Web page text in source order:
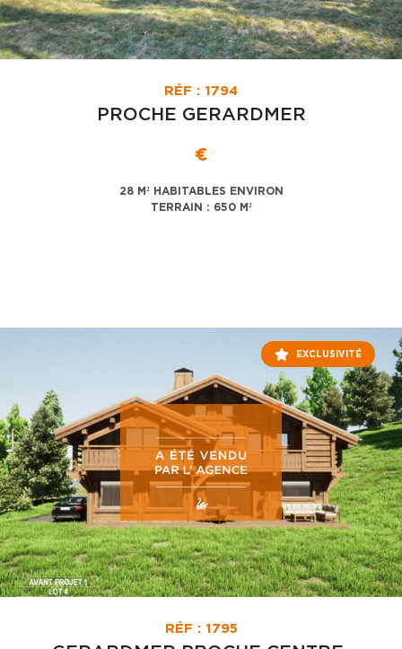
RÉF : 1794
PROCHE GERARDMER
€
28 M² HABITABLES ENVIRON
TERRAIN : 650 M²
EXCLUSIVITÉ
RÉF : 1795